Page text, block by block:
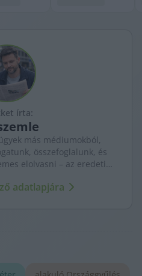
írta:
más médiumokból,
összefoglalunk, és
elolvasni – az eredeti
adatlapjára